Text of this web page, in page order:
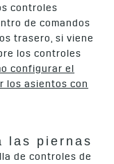
controles
de comandos
trasero, si viene
los controles
configurar el
los asientos con
las piernas
de controles de